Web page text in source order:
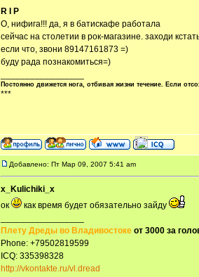
R I P
О, нифига!!! да, я в батискафе работала
сейчас на столетии в рок-магазине. заходи
если что, звони 89147161873 =)
буду рада познакомиться=)
Постоянно движется нога, отбивая жизни течение. Если
***
Добавлено: Пт Мар 09, 2007 5:41 am
x_Kulichiki_x
ок
как время будет обязательно зайду
Плету Дреды во Владивостоке от 3000 за
Phone: +79502819599
ICQ: 335398328
http://vkontakte.ru/vl.dread